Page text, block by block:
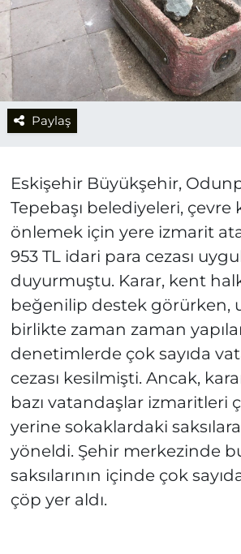
Paylaş
Eskişehir Büyükşehir,
Tepebaşı belediyeleri, çevre
önlemek için yere izmarit
953 TL idari para cezası
duyurmuştu. Karar, kent
beğenilip destek görürken,
birlikte zaman zaman
denetimlerde çok sayıda
cezası kesilmişti. Ancak,
bazı vatandaşlar izmaritleri
yerine sokaklardaki
yöneldi. Şehir merkezinde
saksılarının içinde çok
çöp yer aldı.